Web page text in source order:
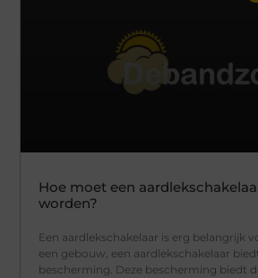
Hoe moet een
worden?
Een aardlekschakelaar is erg belangrijk
een gebouw, een aardlekschakelaar
bescherming. Deze bescherming biedt